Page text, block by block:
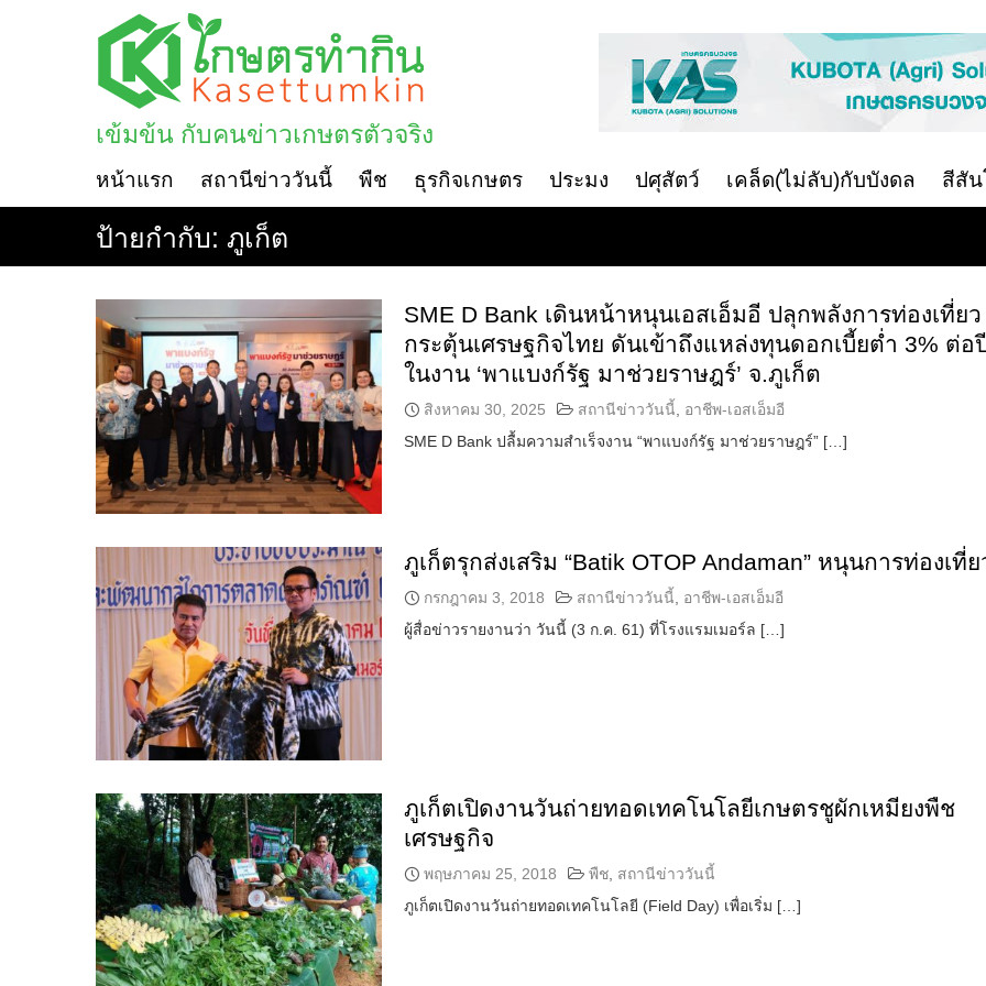
เข้มข้น กับคนข่าวเกษตรตัวจริง
หน้าแรก สถานีข่าววันนี้ พืช ธุรกิจเกษตร ประมง ปศุสัตว์ เคล็ด(ไม่ลับ)กับบังดล สีสัน
ป้ายกำกับ: ภูเก็ต
SME D Bank เดินหน้าหนุนเอสเอ็มอี ปลุกพลังการท่องเที่ยว
กระตุ้นเศรษฐกิจไทย ดันเข้าถึงแหล่งทุนดอกเบี้ยต่ำ 3% ต่อ
ในงาน ‘พาแบงก์รัฐ มาช่วยราษฎร์’ จ.ภูเก็ต
สิงหาคม 30, 2025 สถานีข่าววันนี้
อาชีพ-เอสเอ็มอี
SME D Bank ปลื้มความสำเร็จงาน “พาแบงก์รัฐ มาช่วยราษฎร์” […]
ภูเก็ตรุกส่งเสริม “Batik OTOP Andaman” หนุนการท่องเที่ย
กรกฎาคม 3, 2018 สถานีข่าววันนี้
อาชีพ-เอสเอ็มอี
ผู้สื่อข่าวรายงานว่า วันนี้ (3 ก.ค. 61) ที่โรงแรมเมอร์ล […]
ภูเก็ตเปิดงานวันถ่ายทอดเทคโนโลยีเกษตรชูผักเหมียงพืช
เศรษฐกิจ
พฤษภาคม 25, 2018 พืช, สถานีข่าววันนี้
ภูเก็ตเปิดงานวันถ่ายทอดเทคโนโลยี (Field Day) เพื่อเริ่ม […]